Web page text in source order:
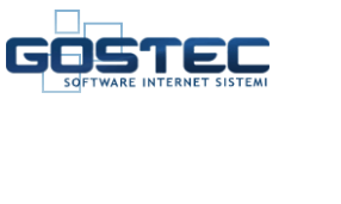
al
contenuto